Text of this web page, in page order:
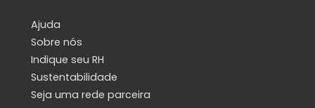
Ajuda
Sobre nós
Indique seu RH
Sustentabilidade
Seja uma rede parceira